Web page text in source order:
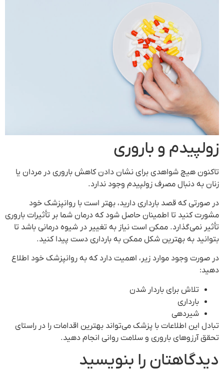
زولپیدم و باروری
تاکنون هیچ شواهدی برای نشان دادن کاهش باروری در مردان یا
زنان به دنبال مصرف زولپیدم وجود ندارد.
در صورتی که قصد بارداری دارید، بهتر است با روانپزشک خود
مشورت کنید تا اطمینان حاصل شود که درمان شما بر تأثیرات باروری
تأثیر نمی‌گذارد. ممکن است نیاز به تغییر در شیوه درمانی باشد تا
بتوانید به بهترین شکل ممکن به بارداری دست پیدا کنید.
در صورت وجود موارد زیر، اهمیت دارد که به روانپزشک خود اطلاع
دهید:
تلاش برای باردار شدن
بارداری
شیردهی
تبادل این اطلاعات با پزشک می‌تواند بهترین اقدامات را در راستای
تحقق آرزوهای باروری و سلامت روانی انجام دهید.
دیدگاهتان را بنویسید